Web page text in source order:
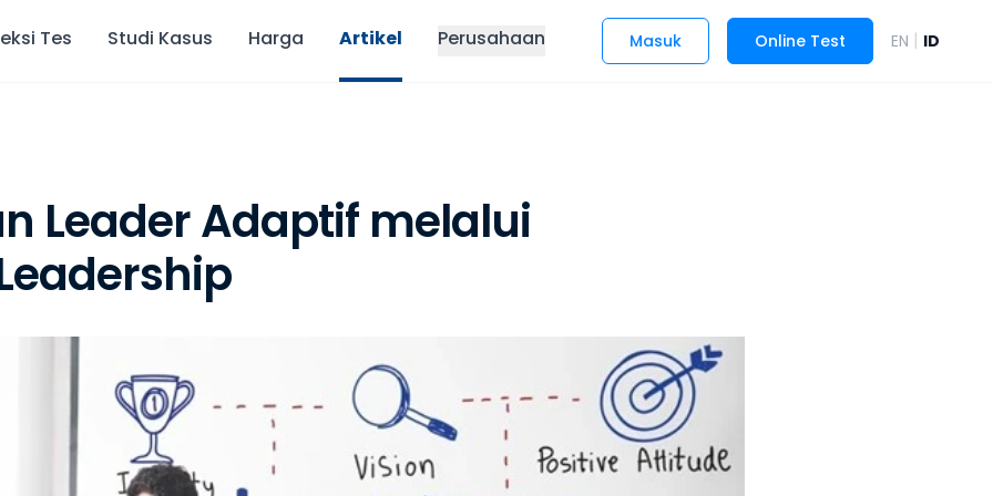
Tes Studi Kasus Harga Artikel Perusahaan Masuk Online Test EN | ID
Leader Adaptif melalui